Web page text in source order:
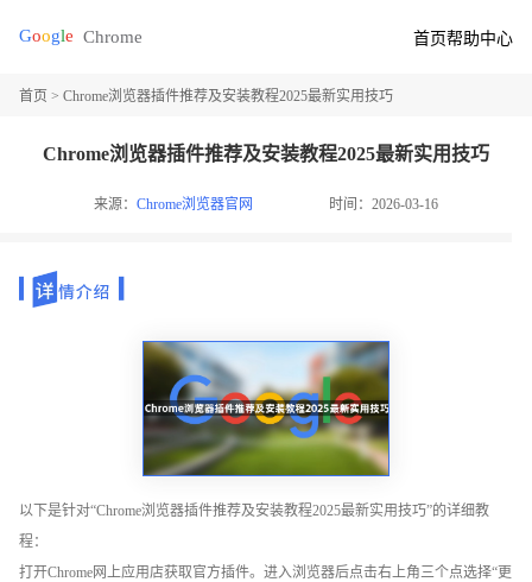
首页帮助中心
首页 > Chrome浏览器插件推荐及安装教程2025最新实用技巧
Chrome浏览器插件推荐及安装教程2025最新实用技巧
来源：Chrome浏览器官网 时间：2026-03-16
以下是针对“Chrome浏览器插件推荐及安装教程2025最新实用技巧”的详细教
程：
打开Chrome网上应用店获取官方插件。进入浏览器后点击右上角三个点选择“更